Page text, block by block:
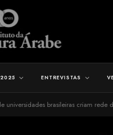
ENTREVISTAS
universidades brasileiras criam rede